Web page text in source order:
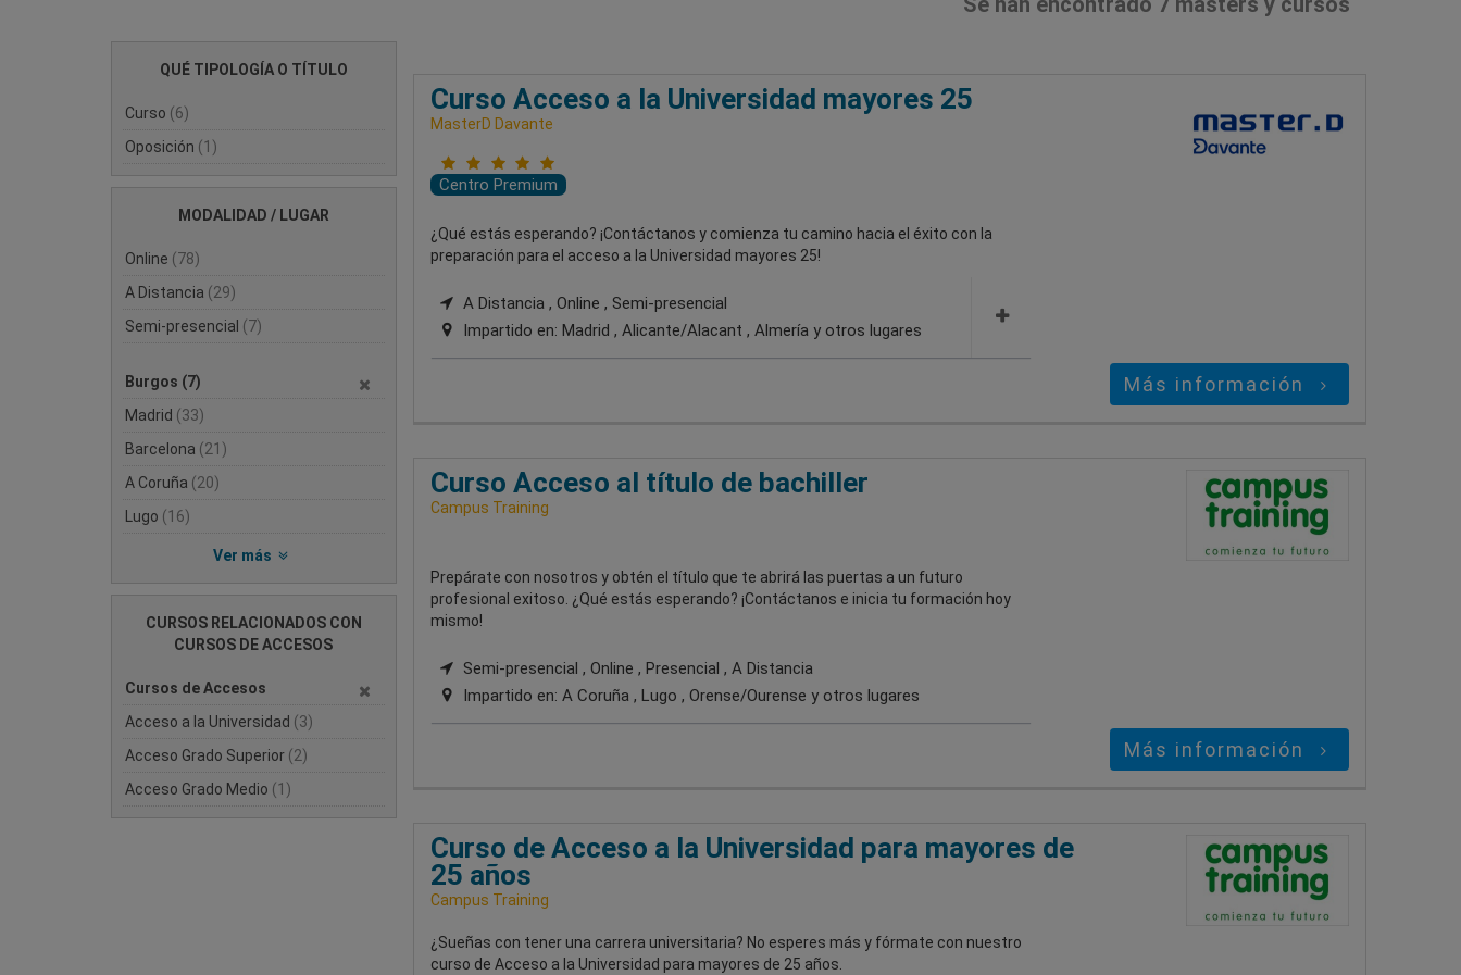
QUÉ TIPOLOGÍA O TÍTULO
Curso (6)
Oposición (1)
MODALIDAD / LUGAR
Online (78)
A Distancia (29)
Semi-presencial (7)
Burgos (7)
Madrid (33)
Barcelona (21)
A Coruña (20)
Lugo (16)
Ver más
CURSOS RELACIONADOS CON
CURSOS DE ACCESOS
Cursos de Accesos
Acceso a la Universidad (3)
Acceso Grado Superior (2)
Acceso Grado Medio (1)
Curso Acceso a la Universidad mayores 25
MasterD Davante
Centro Premium
¿Qué estás esperando? ¡Contáctanos y comienza tu camino hacia el éxito con la
preparación para el acceso a la Universidad mayores 25!
A Distancia , Online , Semi-presencial
Impartido en: Madrid , Alicante/Alacant , Almería y otros lugares
Más información
Curso Acceso al título de bachiller
Campus Training
Prepárate con nosotros y obtén el título que te abrirá las puertas a un futuro
profesional exitoso. ¿Qué estás esperando? ¡Contáctanos e inicia tu formación hoy
mismo!
Semi-presencial , Online , Presencial , A Distancia
Impartido en: A Coruña , Lugo , Orense/Ourense y otros lugares
Más información
Curso de Acceso a la Universidad para mayores de
25 años
Campus Training
¿Sueñas con tener una carrera universitaria? No esperes más y fórmate con nuestro
curso de Acceso a la Universidad para mayores de 25 años.